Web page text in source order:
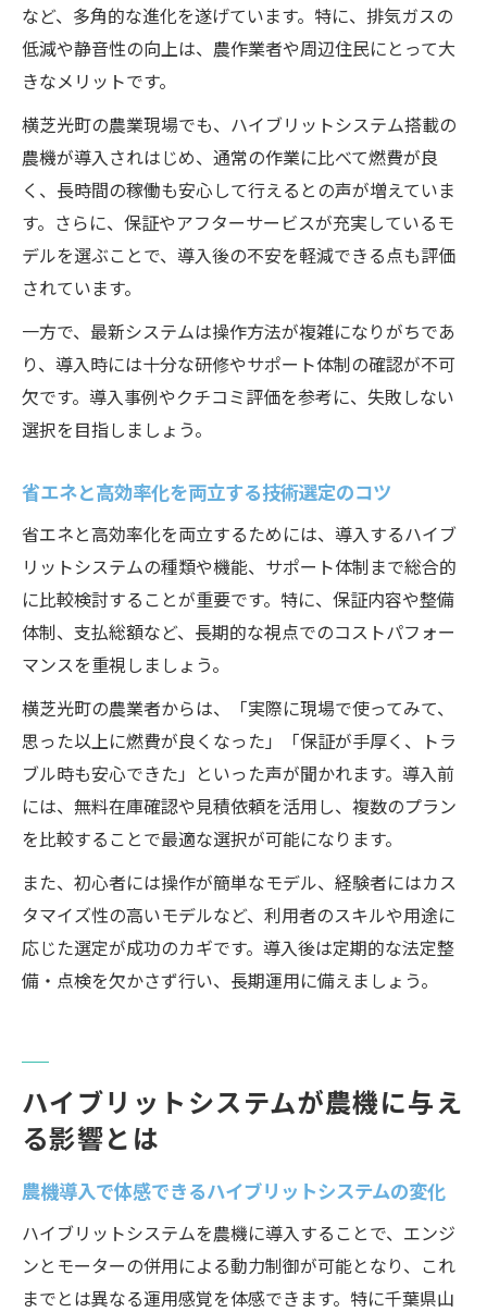
など、多角的な進化を遂げています。特に、排気ガスの
低減や静音性の向上は、農作業者や周辺住民にとって大
きなメリットです。
横芝光町の農業現場でも、ハイブリットシステム搭載の
農機が導入されはじめ、通常の作業に比べて燃費が良
く、長時間の稼働も安心して行えるとの声が増えていま
す。さらに、保証やアフターサービスが充実しているモ
デルを選ぶことで、導入後の不安を軽減できる点も評価
されています。
一方で、最新システムは操作方法が複雑になりがちであ
り、導入時には十分な研修やサポート体制の確認が不可
欠です。導入事例やクチコミ評価を参考に、失敗しない
選択を目指しましょう。
省エネと高効率化を両立する技術選定のコツ
省エネと高効率化を両立するためには、導入するハイブ
リットシステムの種類や機能、サポート体制まで総合的
に比較検討することが重要です。特に、保証内容や整備
体制、支払総額など、長期的な視点でのコストパフォー
マンスを重視しましょう。
横芝光町の農業者からは、「実際に現場で使ってみて、
思った以上に燃費が良くなった」「保証が手厚く、トラ
ブル時も安心できた」といった声が聞かれます。導入前
には、無料在庫確認や見積依頼を活用し、複数のプラン
を比較することで最適な選択が可能になります。
また、初心者には操作が簡単なモデル、経験者にはカス
タマイズ性の高いモデルなど、利用者のスキルや用途に
応じた選定が成功のカギです。導入後は定期的な法定整
備・点検を欠かさず行い、長期運用に備えましょう。
ハイブリットシステムが農機に与え
る影響とは
農機導入で体感できるハイブリットシステムの変化
ハイブリットシステムを農機に導入することで、エンジ
ンとモーターの併用による動力制御が可能となり、これ
までとは異なる運用感覚を体感できます。特に千葉県山